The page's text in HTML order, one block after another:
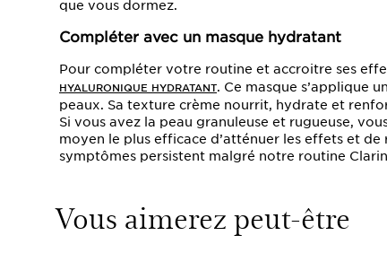
que vous dormez.
Compléter avec un masque hydratant
Pour compléter votre routine et accroitre ses
HYALURONIQUE HYDRATANT. Ce masque s’applique
peaux. Sa texture crème nourrit, hydrate et
Si vous avez la peau granuleuse et rugueuse,
moyen le plus efficace d’atténuer les effets et
symptômes persistent malgré notre routine
Vous aimerez peut-être